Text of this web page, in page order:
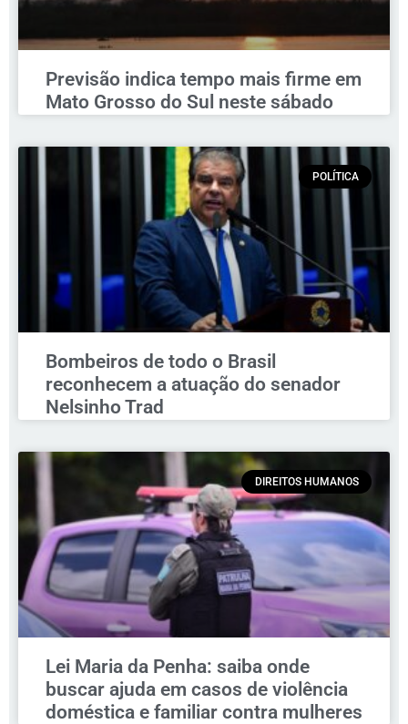
Previsão indica tempo mais firme em
Mato Grosso do Sul neste sábado
POLÍTICA
Bombeiros de todo o Brasil
reconhecem a atuação do senador
Nelsinho Trad
DIREITOS HUMANOS
Lei Maria da Penha: saiba onde
buscar ajuda em casos de violência
doméstica e familiar contra mulheres